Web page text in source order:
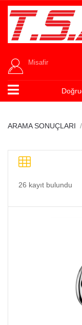
Misafir
ARAMA SONUÇLARI
26 kayıt bulundu